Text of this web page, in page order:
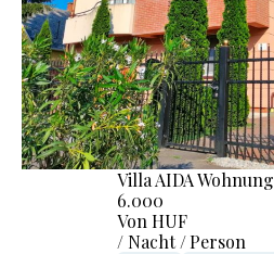
Villa AIDA Wohnung
6.000
Von HUF
/ Nacht / Person